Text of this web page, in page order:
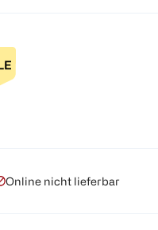
Online nicht lieferbar